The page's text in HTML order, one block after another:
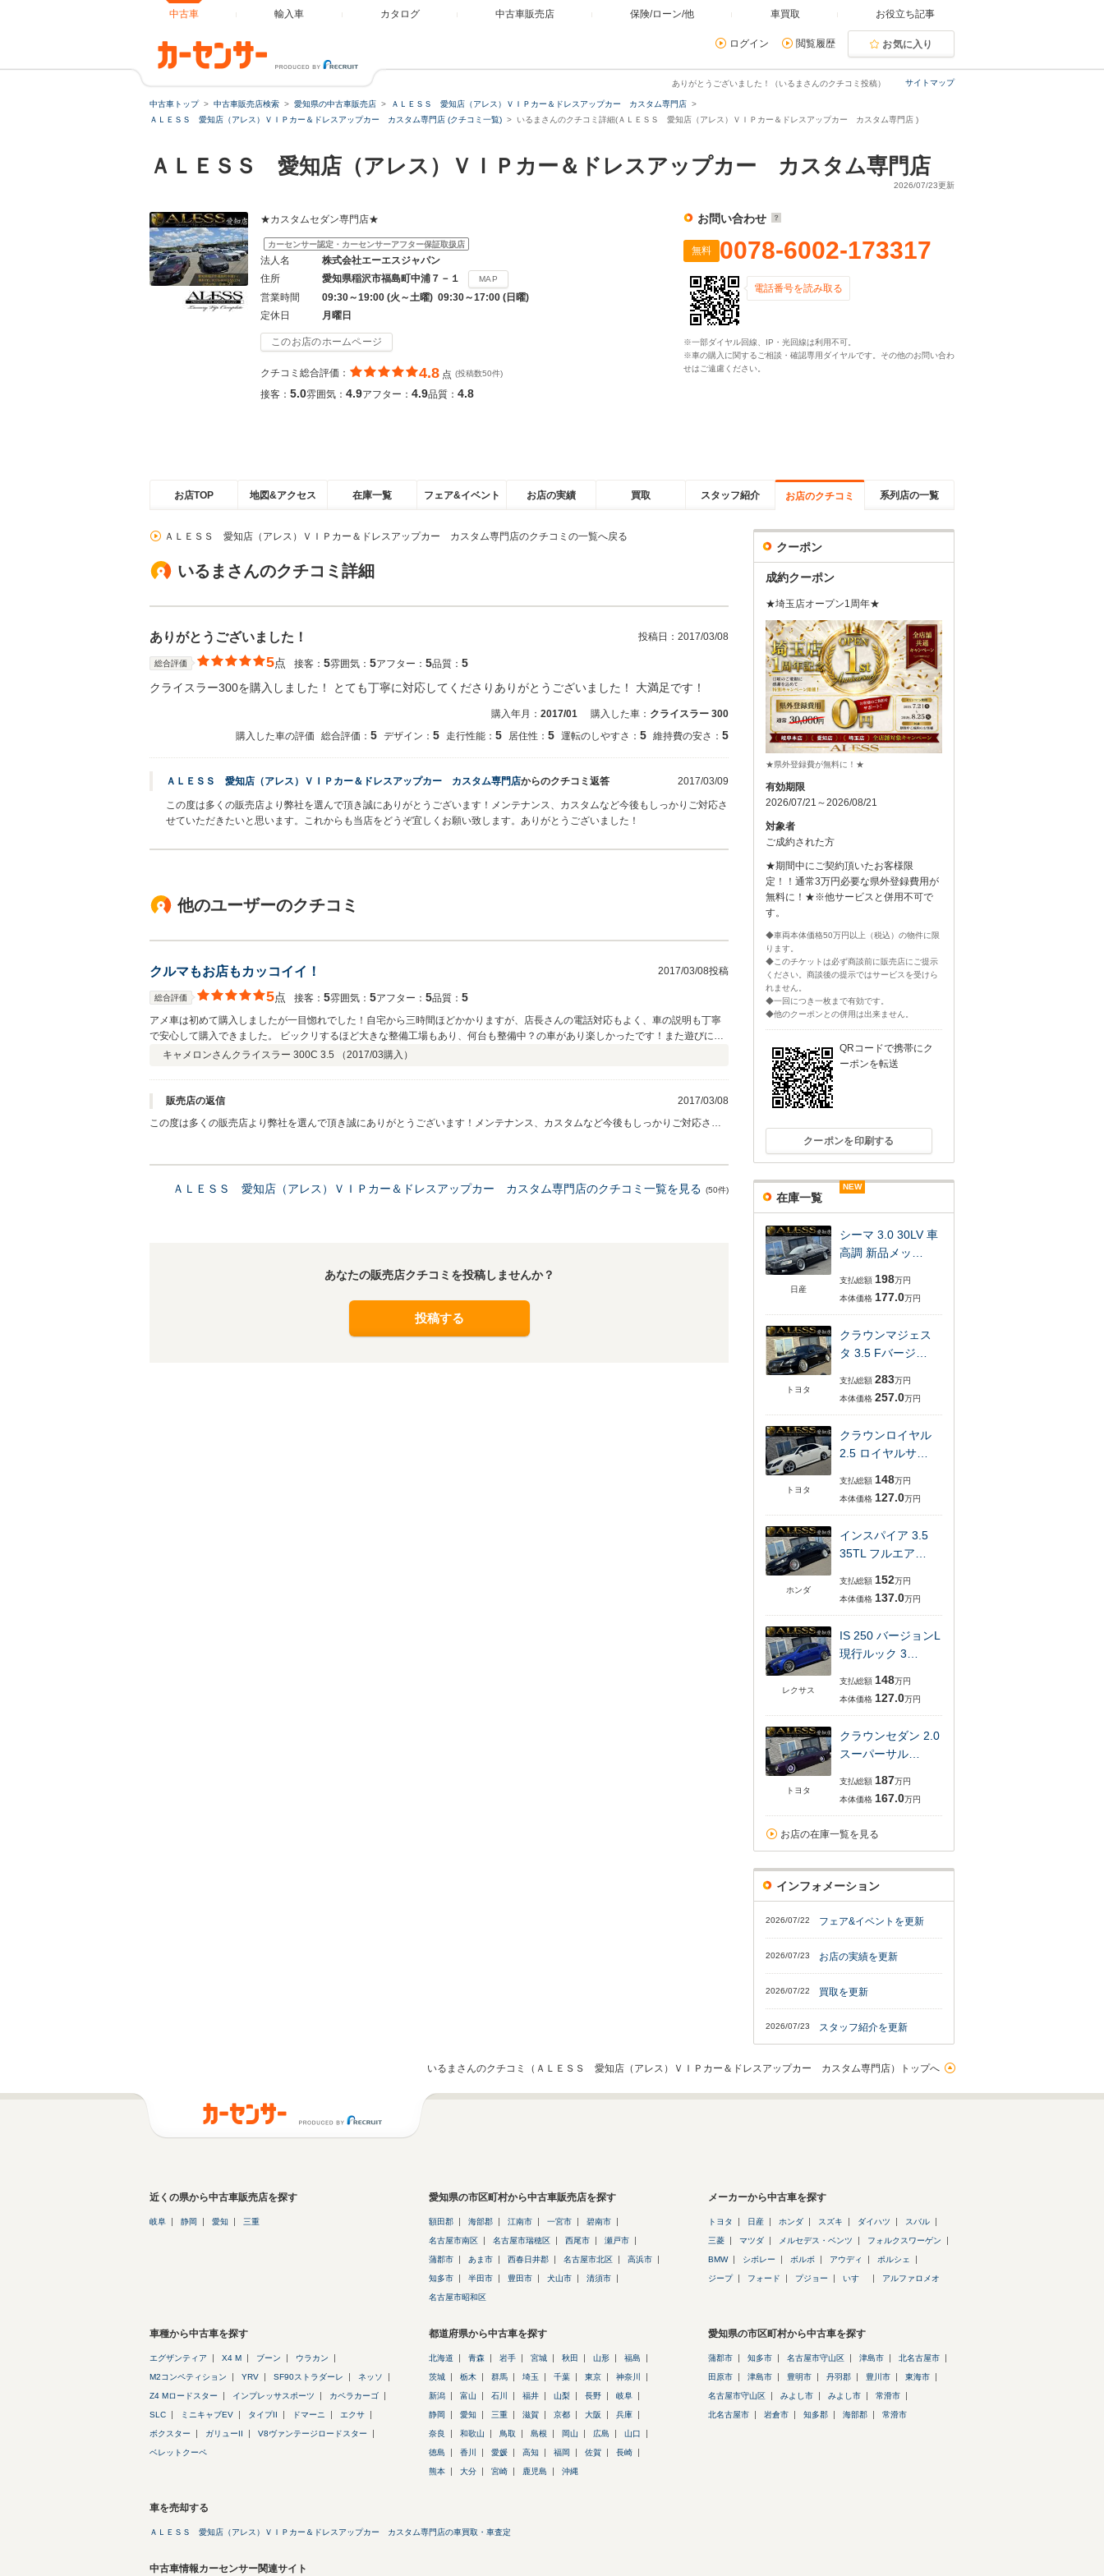
中古車 輸入車 カタログ 中古車販売店 保険/ローン/他 車買取 お役立ち記事
ログイン 閲覧履歴 お気に入り
サイトマップ
ありがとうございました！（いるまさんのクチコミ投稿）
中古車トップ 中古車販売店検索 愛知県の中古車販売店
ＡＬＥＳＳ 愛知店（アレス）ＶＩＰカー＆ドレスアップカー カスタム専門店
ＡＬＥＳＳ 愛知店（アレス）ＶＩＰカー＆ドレスアップカー カスタム専門店 (クチコミ一覧)
いるまさんのクチコミ詳細(ＡＬＥＳＳ 愛知店（アレス）ＶＩＰカー＆ドレスアップカー カスタム専門店 )
ＡＬＥＳＳ 愛知店（アレス）ＶＩＰカー＆ドレスアップカー カスタム専門店
2026/07/23更新
★カスタムセダン専門店★
カーセンサー認定・カーセンサーアフター保証取扱店
法人名
株式会社エーエスジャパン
住所
愛知県稲沢市福島町中浦７－１ MAP
営業時間
09:30～19:00 (火～土曜) 09:30～17:00 (日曜)
定休日
月曜日
このお店のホームページ
クチコミ総合評価： 4.8 点 (投稿数50件)
接客： 5.0雰囲気： 4.9アフター： 4.9品質： 4.8
お問い合わせ
無料 0078-6002-173317
電話番号を読み取る
※一部ダイヤル回線、IP・光回線は利用不可。
※車の購入に関するご相談・確認専用ダイヤルです。その他のお問い合わ
せはご遠慮ください。
お店TOP 地図&アクセス 在庫一覧 フェア&イベント お店の実績 買取 スタッフ紹介 お店のクチコミ 系列店の一覧
ＡＬＥＳＳ 愛知店（アレス）ＶＩＰカー＆ドレスアップカー カスタム専門店のクチコミの一覧へ戻る
いるまさんのクチコミ詳細
ありがとうございました！ 投稿日： 2017/03/08
総合評価 5点 接客： 5雰囲気： 5アフター： 5品質： 5
クライスラー300を購入しました！ とても丁寧に対応してくださりありがとうございました！ 大満足です！
購入年月： 2017/01 購入した車： クライスラー 300
購入した車の評価
総合評価： 5 デザイン： 5 走行性能： 5 居住性： 5 運転のしやすさ： 5 維持費の安さ： 5
ＡＬＥＳＳ 愛知店（アレス）ＶＩＰカー＆ドレスアップカー カスタム専門店からのクチコミ返答 2017/03/09
この度は多くの販売店より弊社を選んで頂き誠にありがとうございます！メンテナンス、カスタムなど今後もしっかりご対応さ
せていただきたいと思います。これからも当店をどうぞ宜しくお願い致します。ありがとうございました！
他のユーザーのクチコミ
クルマもお店もカッコイイ！ 2017/03/08投稿
総合評価 5点 接客： 5雰囲気： 5アフター： 5品質： 5
アメ車は初めて購入しましたが一目惚れでした！自宅から三時間ほどかかりますが、店長さんの電話対応もよく、車の説明も丁寧
で安心して購入できました。 ビックリするほど大きな整備工場もあり、何台も整備中？の車があり楽しかったです！また遊びにお
じゃましますのでよろしくお願いします(^^)v
キャメロンさんクライスラー 300C 3.5 （2017/03購入）
販売店の返信
2017/03/08
この度は多くの販売店より弊社を選んで頂き誠にありがとうございます！メンテナンス、カスタムなど今後もしっかりご対応させ
ＡＬＥＳＳ 愛知店（アレス）ＶＩＰカー＆ドレスアップカー カスタム専門店のクチコミ一覧を見る (50件)
あなたの販売店クチコミを投稿しませんか？
投稿する
クーポン
成約クーポン
★埼玉店オープン1周年★
★県外登録費が無料に！★
有効期限
2026/07/21～2026/08/21
対象者
ご成約された方
★期間中にご契約頂いたお客様限
定！！通常3万円必要な県外登録費用が
無料に！★※他サービスと併用不可で
す。
◆車両本体価格50万円以上（税込）の物件に限
ります。
◆このチケットは必ず商談前に販売店にご提示
ください。商談後の提示ではサービスを受けら
れません。
◆一回につき一枚まで有効です。
◆他のクーポンとの併用は出来ません。
QRコードで携帯にク
ーポンを転送
クーポンを印刷する
在庫一覧
日産
NEW
シーマ 3.0 30LV 車
高調 新品メッ…
支払総額 198万円
本体価格 177.0万円
トヨタ
NEW
クラウンマジェス
タ 3.5 Fバージ…
支払総額 283万円
本体価格 257.0万円
トヨタ
NEW
クラウンロイヤル
2.5 ロイヤルサ…
支払総額 148万円
本体価格 127.0万円
ホンダ
NEW
インスパイア 3.5
35TL フルエア…
支払総額 152万円
本体価格 137.0万円
レクサス
NEW
IS 250 バージョンL
現行ルック 3…
支払総額 148万円
本体価格 127.0万円
トヨタ
NEW
クラウンセダン 2.0
スーパーサル…
支払総額 187万円
本体価格 167.0万円
お店の在庫一覧を見る
インフォメーション
2026/07/22 フェア&イベントを更新
2026/07/23 お店の実績を更新
2026/07/22 買取を更新
2026/07/23 スタッフ紹介を更新
いるまさんのクチコミ（ＡＬＥＳＳ 愛知店（アレス）ＶＩＰカー＆ドレスアップカー カスタム専門店）トップへ
近くの県から中古車販売店を探す
岐阜 静岡 愛知 三重
愛知県の市区町村から中古車販売店を探す
額田郡 海部郡 江南市 一宮市 碧南市
名古屋市南区 名古屋市瑞穂区 西尾市 瀬戸市
蒲郡市 あま市 西春日井郡 名古屋市北区 高浜市
知多市 半田市 豊田市 犬山市 清須市
名古屋市昭和区
メーカーから中古車を探す
トヨタ 日産 ホンダ スズキ ダイハツ スバル
三菱 マツダ メルセデス・ベンツ フォルクスワーゲン
BMW シボレー ボルボ アウディ ポルシェ
ジープ フォード プジョー いすゞ アルファロメオ
車種から中古車を探す
エグザンティア X4 M ブーン ウラカン
M2コンペティション YRV SF90ストラダーレ ネッソ
Z4 Mロードスター インプレッサスポーツ カペラカーゴ
SLC ミニキャブEV タイプII ドマーニ エクサ
ボクスター ガリューII V8ヴァンテージロードスター
ベレットクーペ
都道府県から中古車を探す
北海道 青森 岩手 宮城 秋田 山形 福島
茨城 栃木 群馬 埼玉 千葉 東京 神奈川
新潟 富山 石川 福井 山梨 長野 岐阜
静岡 愛知 三重 滋賀 京都 大阪 兵庫
奈良 和歌山 鳥取 島根 岡山 広島 山口
徳島 香川 愛媛 高知 福岡 佐賀 長崎
熊本 大分 宮崎 鹿児島 沖縄
愛知県の市区町村から中古車を探す
蒲郡市 知多市 名古屋市守山区 津島市 北名古屋市
田原市 津島市 豊明市 丹羽郡 豊川市 東海市
名古屋市守山区 みよし市 みよし市 常滑市
北名古屋市 岩倉市 知多郡 海部郡 常滑市
車を売却する
ＡＬＥＳＳ 愛知店（アレス）ＶＩＰカー＆ドレスアップカー カスタム専門店の車買取・車査定
中古車情報カーセンサー関連サイト